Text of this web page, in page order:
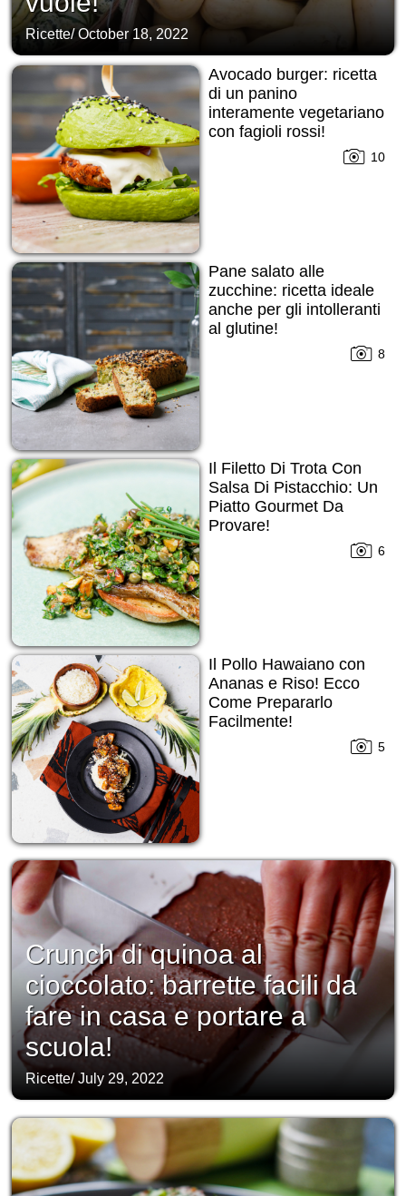
Ricette/October 18, 2022
Avocado burger: ricetta
di un panino
interamente vegetariano
con fagioli rossi!
10
Pane salato alle
zucchine: ricetta ideale
anche per gli intolleranti
al glutine!
8
Il Filetto Di Trota Con
Salsa Di Pistacchio: Un
Piatto Gourmet Da
Provare!
6
Il Pollo Hawaiano con
Ananas e Riso! Ecco
Come Prepararlo
Facilmente!
5
Crunch di quinoa al
cioccolato: barrette facili da
fare in casa e portare a
scuola!
Ricette/July 29, 2022